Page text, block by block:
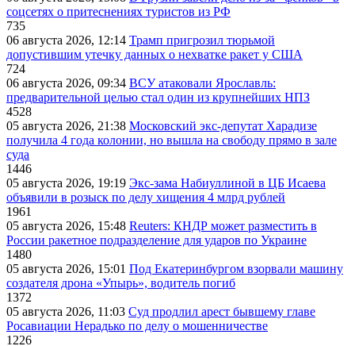
соцсетях о притеснениях туристов из РФ
735
06 августа 2026, 12:14 Трамп пригрозил тюрьмой
допустившим утечку данных о нехватке ракет у США
724
06 августа 2026, 09:34 ВСУ атаковали Ярославль:
предварительной целью стал один из крупнейших НПЗ
4528
05 августа 2026, 21:38 Московский экс-депутат Харадизе
получила 4 года колонии, но вышла на свободу прямо в зале
суда
1446
05 августа 2026, 19:19 Экс-зама Набиуллиной в ЦБ Исаева
объявили в розыск по делу хищения 4 млрд рублей
1961
05 августа 2026, 15:48 Reuters: КНДР может разместить в
России ракетное подразделение для ударов по Украине
1480
05 августа 2026, 15:01 Под Екатеринбургом взорвали машину
создателя дрона «Упырь», водитель погиб
1372
05 августа 2026, 11:03 Суд продлил арест бывшему главе
Росавиации Нерадько по делу о мошенничестве
1226